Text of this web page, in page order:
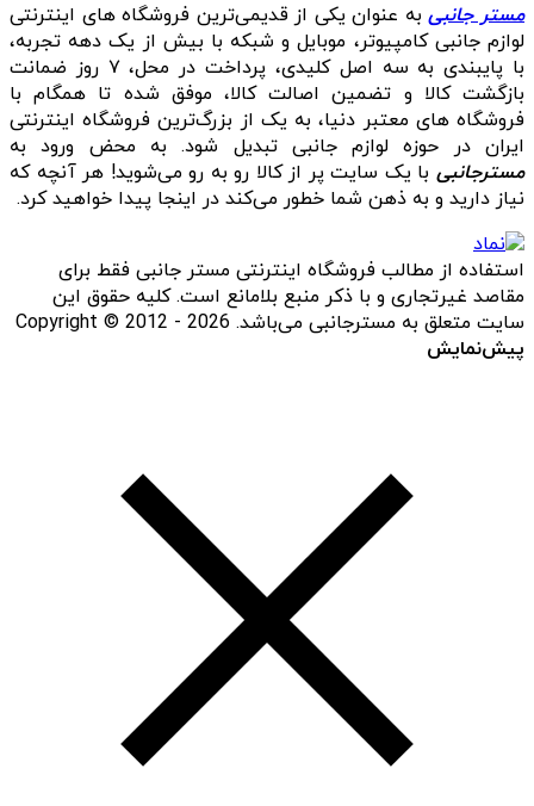
مستر جانبیبه عنوان یکی از قدیمی‌ترین فروشگاه های اینترنتی
لوازم جانبی کامپیوتر، موبایل و شبکه با بیش از یک دهه تجربه،
با پایبندی به سه اصل کلیدی، پرداخت در محل، ۷ روز ضمانت
بازگشت کالا و تضمین اصالت کالا، موفق شده تا همگام با
فروشگاه‌ های معتبر دنیا، به یک از بزرگ‌ترین فروشگاه اینترنتی
ایران در حوزه لوازم جانبی تبدیل شود. به محض ورود به
مسترجانبی با یک سایت پر از کالا رو به رو می‌شوید! هر آنچه که
نیاز دارید و به ذهن شما خطور می‌کند در اینجا پیدا خواهید کرد.
استفاده از مطالب فروشگاه اینترنتی مستر جانبی فقط برای
مقاصد غیرتجاری و با ذکر منبع بلامانع است. کلیه حقوق این
سایت متعلق به مسترجانبی می‌باشد. Copyright © 2012 - 2026
پیش‌نمایش